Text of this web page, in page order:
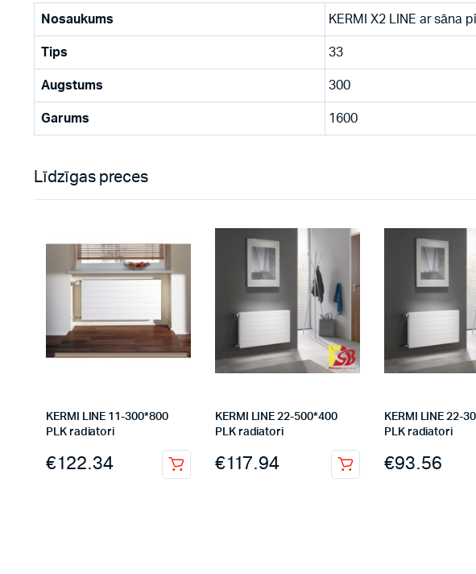
Nosaukums KERMI X2 LINE ar sāna
Tips 33
Augstums 300
Garums 1600
Līdzīgas preces
KERMI LINE 11-300*800
PLK radiatori
€122.34
KERMI LINE 22-500*400
PLK radiatori
€117.94
KERMI LINE 22-
PLK radiatori
€93.56